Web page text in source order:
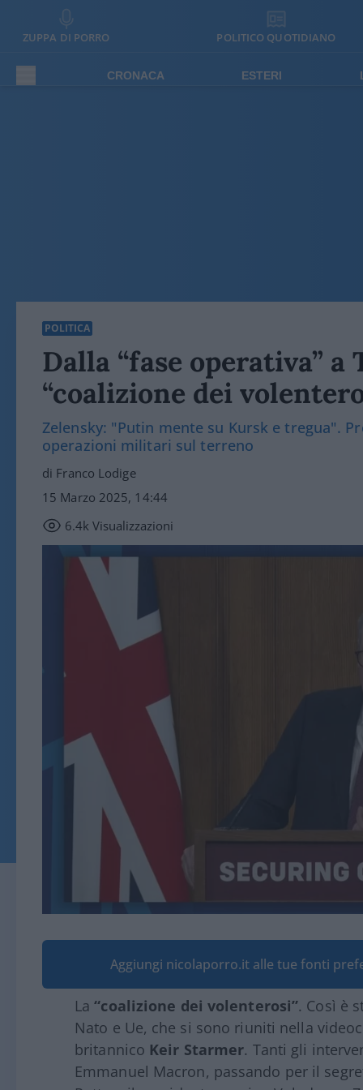
ZUPPA DI PORRO POLITICO QUOTIDIANO
CRONACA ESTERI
POLITICA
Dalla “fase operativa” a
“coalizione dei
Zelensky: "Putin mente su Kursk e tregua".
operazioni militari sul terreno
di Franco Lodige
15 Marzo 2025, 14:44
6.4k Visualizzazioni
Aggiungi nicolaporro.it alle tue fonti
La“coalizione dei volenterosi”. Così è
Nato e Ue, che si sono riuniti nella
britannico Keir Starmer. Tanti gli
Emmanuel Macron, passando per il